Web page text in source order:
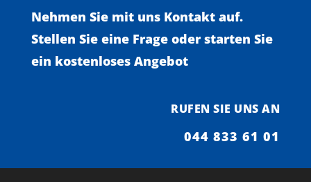
Nehmen Sie mit uns Kontakt auf.
Stellen Sie eine Frage oder starten Sie
ein kostenloses Angebot
RUFEN SIE UNS AN
044 833 61 01